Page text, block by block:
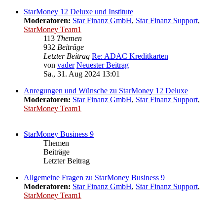
StarMoney 12 Deluxe und Institute
Moderatoren: Star Finanz GmbH, Star Finanz Support,
StarMoney Team1
113 Themen
932 Beiträge
Letzter Beitrag Re: ADAC Kreditkarten
von vader Neuester Beitrag
Sa., 31. Aug 2024 13:01
Anregungen und Wünsche zu StarMoney 12 Deluxe
Moderatoren: Star Finanz GmbH, Star Finanz Support,
StarMoney Team1
StarMoney Business 9
Themen
Beiträge
Letzter Beitrag
Allgemeine Fragen zu StarMoney Business 9
Moderatoren: Star Finanz GmbH, Star Finanz Support,
StarMoney Team1